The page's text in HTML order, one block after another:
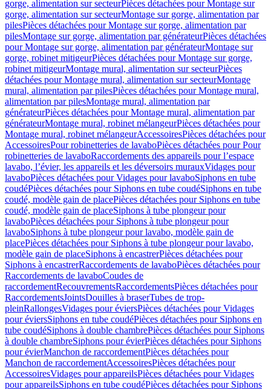
gorge, alimentation sur secteurPièces détachées pour Montage sur
gorge, alimentation sur secteurMontage sur gorge, alimentation par
pilesPièces détachées pour Montage sur gorge, alimentation par
pilesMontage sur gorge, alimentation par générateurPièces détachées
pour Montage sur gorge, alimentation par générateurMontage sur
gorge, robinet mitigeurPièces détachées pour Montage sur gorge,
robinet mitigeurMontage mural, alimentation sur secteurPièces
détachées pour Montage mural, alimentation sur secteurMontage
mural, alimentation par pilesPièces détachées pour Montage mural,
alimentation par pilesMontage mural, alimentation par
générateurPièces détachées pour Montage mural, alimentation par
générateurMontage mural, robinet mélangeurPièces détachées pour
Montage mural, robinet mélangeurAccessoiresPièces détachées pour
AccessoiresPour robinetteries de lavaboPièces détachées pour Pour
robinetteries de lavaboRaccordements des appareils pour l’espace
lavabo, l’évier, les appareils et les déversoirs murauxVidages pour
lavaboPièces détachées pour Vidages pour lavaboSiphons en tube
coudéPièces détachées pour Siphons en tube coudéSiphons en tube
coudé, modèle gain de placePièces détachées pour Siphons en tube
coudé, modèle gain de placeSiphons à tube plongeur pour
lavaboPièces détachées pour Siphons à tube plongeur pour
lavaboSiphons à tube plongeur pour lavabo, modèle gain de
placePièces détachées pour Siphons à tube plongeur pour lavabo,
modèle gain de placeSiphons à encastrerPièces détachées pour
Siphons à encastrerRaccordements de lavaboPièces détachées pour
Raccordements de lavaboCoudes de
raccordementRecouvrementsRaccordementsPièces détachées pour
RaccordementsJointsDouilles à braserTubes de trop-
pleinRallongesVidages pour éviersPièces détachées pour Vidages
pour éviersSiphons en tube coudéPièces détachées pour Siphons en
tube coudéSiphons à double chambrePièces détachées pour Siphons
à double chambreSiphons pour évierPièces détachées pour Siphons
pour évierManchon de raccordementPièces détachées pour
Manchon de raccordementAccessoiresPièces détachées pour
AccessoiresVidages pour appareilsPièces détachées pour Vidages
pour appareilsSiphons en tube coudéPièces détachées pour Siphons